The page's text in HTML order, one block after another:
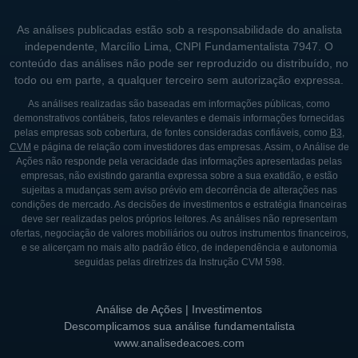
jornada, a empresa focou em soluções
locais, mas, com o tempo, ampliou sua
atuação para incluir projetos em diversas
no mercado nacional. Através de parcerias
estratégicas e investimentos em inovação, a
ATMA conseguiu se adaptar às exigências
do mercado, mantendo-se relevante e
competitiva.
Recentemente, a empresa tem investido em
pesquisa e desenvolvimento de novas
em diversos setores. Essa busca por
inovação contínua é uma das principais
As análises publicadas estão sob a responsabilidade do analista
independente, Marcílio Lima, CNPI Fundamentalista 7947. O
conteúdo das análises não pode ser reproduzido ou distribuído, no
todo ou em parte, a qualquer terceiro sem autorização expressa.
As análises realizadas são baseadas em informações públicas, como
demonstrativos contábeis, fatos relevantes e demais informações fornecidas
pelas empresas sob cobertura, de fontes consideradas confiáveis, como B3,
CVM e página de relação com investidores das empresas. Assim, o Análise de
Ações não responde pela veracidade das informações apresentadas pelas
empresas, não existindo garantia expressa sobre a sua exatidão, e estão
sujeitas a mudanças sem aviso prévio em decorrência de alterações nas
condições de mercado. As decisões de investimentos e estratégia financeiras
deve ser realizadas pelos próprios leitores. As análises não representam
ofertas, negociação de valores mobiliários ou outros instrumentos financeiros,
e se alicerçam no mais alto padrão ético, de independência e autonomia
seguidas pelas diretrizes da Instrução CVM 598.
Análise de Ações | Investimentos
Descomplicamos sua análise fundamentalista
www.analisedeacoes.com